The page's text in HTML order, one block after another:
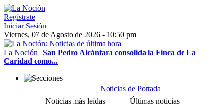
Regístrate
Iniciar Sesión
Viernes, 07 de Agosto de 2026 - 10:50 pm
La Noción | San Pedro Alcántara consolida la Finca de La
Caridad como...
Noticias de Portada
Noticias más leídas
Últimas noticias